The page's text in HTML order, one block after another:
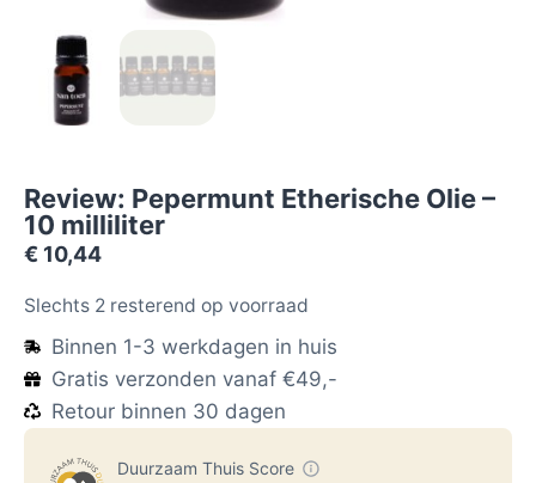
Review: Pepermunt Etherische Olie –
10 milliliter
€ 10,44
Slechts 2 resterend op voorraad
Binnen 1-3 werkdagen in huis
Gratis verzonden vanaf €49,-
Retour binnen 30 dagen
Duurzaam Thuis Score